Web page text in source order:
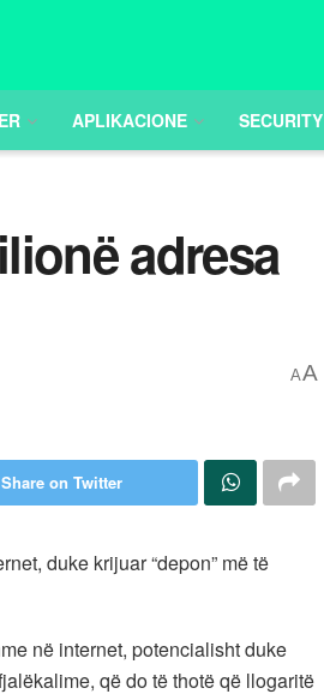
APLIKACIONE SECURITY
adresa
AA
Share on Twitter
duke krijuar “depon” më të
në internet, potencialisht duke
që do të thotë që llogaritë